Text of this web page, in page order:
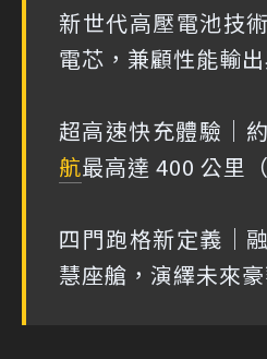
新世代高壓電池技
電芯，兼顧性能輸
超高速快充體驗｜
航最高達 400 公里（
四門跑格新定義｜
慧座艙，演繹未來